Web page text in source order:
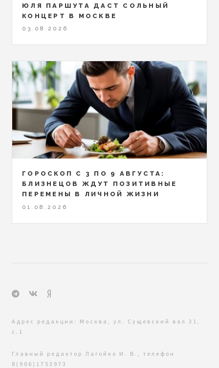
ЮЛЯ ПАРШУТА ДАСТ СОЛЬНЫЙ
КОНЦЕРТ В МОСКВЕ
03.08.2026
ГОРОСКОП С 3 ПО 9 АВГУСТА:
БЛИЗНЕЦОВ ЖДУТ ПОЗИТИВНЫЕ
ПЕРЕМЕНЫ В ЛИЧНОЙ ЖИЗНИ
01.08.2026
Адрес редакции: Москва, ул. Сущевский вал 31,
с.1
Главный редактор Лагойко И. В., телефон
8(906)1753973